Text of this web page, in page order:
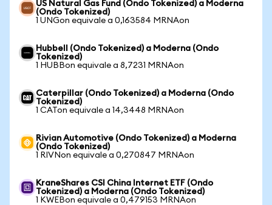
US Natural Gas Fund (Ondo Tokenized) a Moderna
(Ondo Tokenized)
1 UNGon equivale a 0,163584 MRNAon
Hubbell (Ondo Tokenized) a Moderna (Ondo
Tokenized)
1 HUBBon equivale a 8,7231 MRNAon
Caterpillar (Ondo Tokenized) a Moderna (Ondo
Tokenized)
1 CATon equivale a 14,3448 MRNAon
Rivian Automotive (Ondo Tokenized) a Moderna
(Ondo Tokenized)
1 RIVNon equivale a 0,270847 MRNAon
KraneShares CSI China Internet ETF (Ondo
Tokenized) a Moderna (Ondo Tokenized)
1 KWEBon equivale a 0,479153 MRNAon